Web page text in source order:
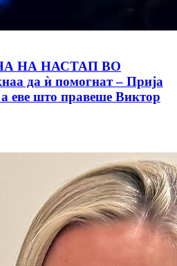
НА НАСТАП ВО
да ѝ помогнат – Прија
еве што правеше Виктор